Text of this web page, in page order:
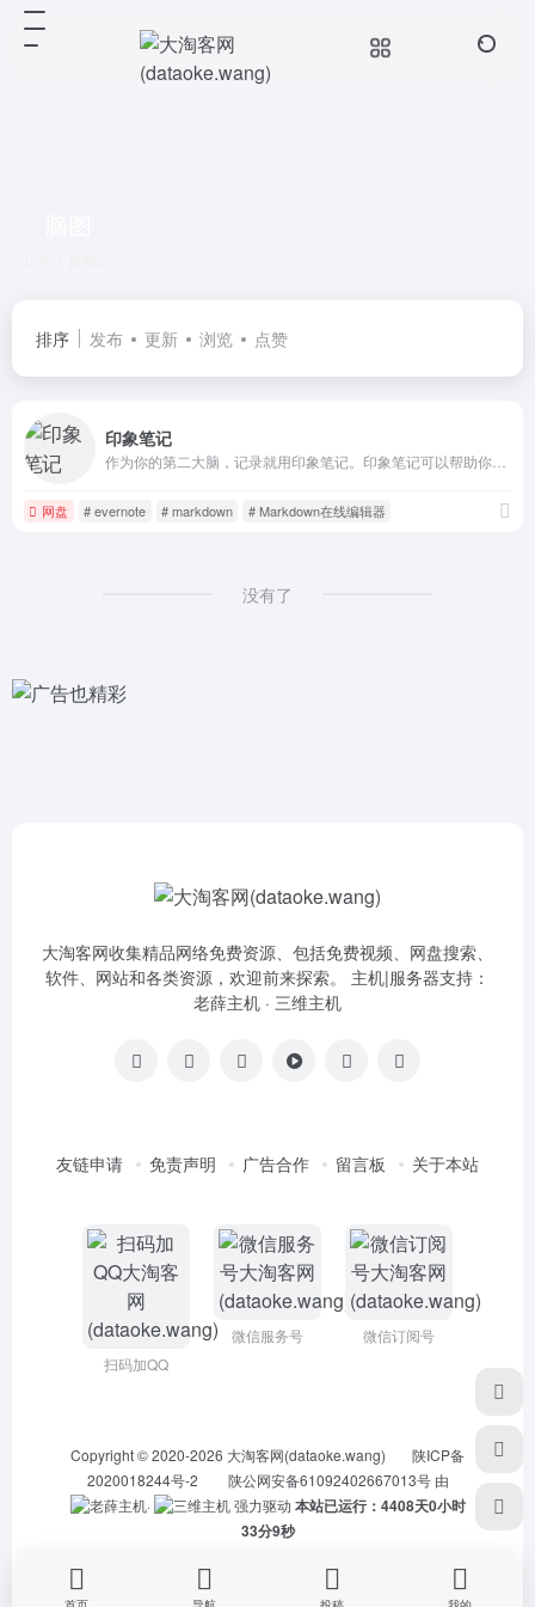
排序 发布 更新 浏览 点赞
印象笔记
网盘 # evernote # markdown # Markdown在线编辑器
没有了
大淘客网收集精品网络免费资源、包括免费视频、网盘搜索、
软件、网站和各类资源，欢迎前来探索。 主机|服务器支持：
老薛主机 · 三维主机
友链申请 免责声明 广告合作 留言板 关于本站
扫码加QQ
微信服务号 微信订阅号
Copyright © 2020-2026 大淘客网(dataoke.wang)
陕ICP备
2020018244号-2
陕公网安备61092402667013号由
·
强力驱动 本站已运行：4408天0小时
33分10秒